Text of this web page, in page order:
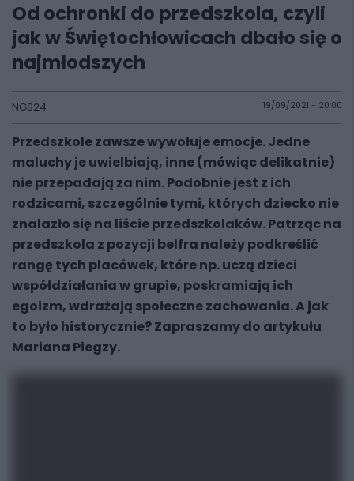
Od ochronki do przedszkola, czyli
jak w Świętochłowicach dbało się o
najmłodszych
NGS24 19/09/2021 - 20:00
Przedszkole zawsze wywołuje emocje. Jedne
maluchy je uwielbiają, inne (mówiąc delikatnie)
nie przepadają za nim. Podobnie jest z ich
rodzicami, szczególnie tymi, których dziecko nie
znalazło się na liście przedszkolaków. Patrząc na
przedszkola z pozycji belfra należy podkreślić
rangę tych placówek, które np. uczą dzieci
współdziałania w grupie, poskramiają ich
egoizm, wdrażają społeczne zachowania. A jak
to było historycznie? Zapraszamy do artykułu
Mariana Piegzy.